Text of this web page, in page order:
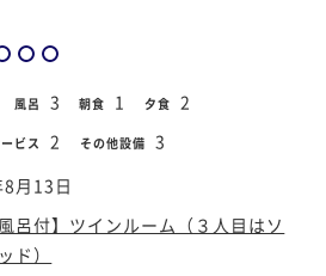
風呂 3 朝食 1 夕食 2
ビス 2 その他設備 3
月13日
風呂付】ツインルーム（３人目はソ
ド）